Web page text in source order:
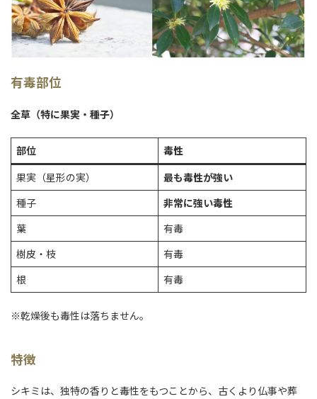
有毒部位
全草（特に果実・種子）
部位
毒性
果実（星形の実）
最も毒性が強い
種子
非常に強い毒性
葉
有毒
樹皮・枝
有毒
根
有毒
※乾燥後も毒性は落ちません。
特徴
シキミは、独特の香りと毒性をもつことから、古くより仏事や葬